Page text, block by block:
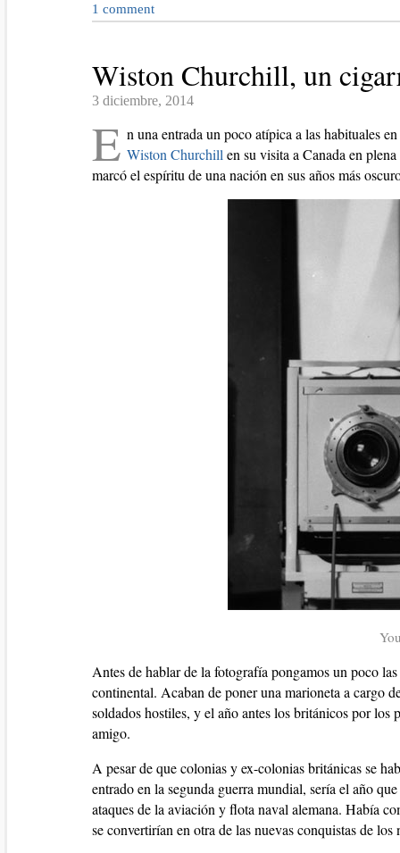
1 comment
Wiston Churchill, un
3 diciembre, 2014
E n una entrada un poco atípica a las habituales
Wiston Churchill en su visita a Canada en
marcó el espíritu de una nación en sus años más
Antes de hablar de la fotografía pongamos un poco
continental. Acaban de poner una marioneta a cargo
soldados hostiles, y el año antes los británicos por
amigo.
A pesar de que colonias y ex-colonias británicas se
entrado en la segunda guerra mundial, sería el año
ataques de la aviación y flota naval alemana. Había
se convertirían en otra de las nuevas conquistas de los